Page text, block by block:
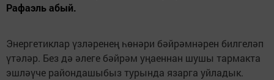
Рафаэль абый.
Энергетиклар үзләренең һөнәри бәйрәмнәрен билгеләп
үтәләр. Без дә әлеге бәйрәм уңаеннан шушы тармакта
эшләүче райондашыбыз турында язарга уйладык.